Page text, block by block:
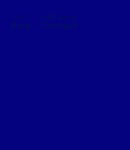
ブログ
Blog
お問い合わせ
Contact